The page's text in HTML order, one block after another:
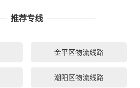
推荐专线
金平区物流线路
潮阳区物流线路